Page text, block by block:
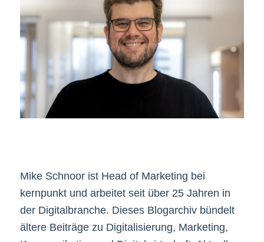
Mike Schnoor ist Head of Marketing bei
kernpunkt und arbeitet seit über 25 Jahren in
der Digitalbranche. Dieses Blogarchiv bündelt
ältere Beiträge zu Digitalisierung, Marketing,